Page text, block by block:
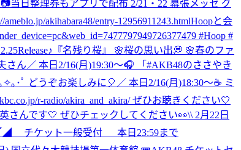
当日整理券もアプリで配布 2/21・22 幕張メッセ グ
akihabara48/entry-12956911243.htmlHoopと会
#Hoop #
『名残り桜』 🌸桜の思い出💭 🌸春のファ
さん ／ 本日2/16(月)19:30～🎧 「#AKB48のささやき
｡･ﾟ どうぞお楽しみに🎈 ／ 本日2/16(月)18:30～☕ ミ
r-radio/akira_and_akira/ ぜひお聴きください🤍
さんです🤍 ぜひチェックしてください👀\\ 2月22日
ット一般受付 本日23:59まで